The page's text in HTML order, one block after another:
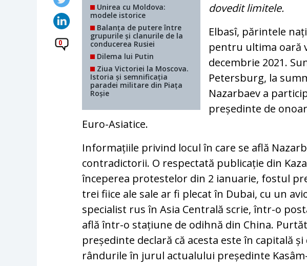
0
Unirea cu Moldova:
modele istorice
Balanța de putere între
grupurile și clanurile de la
conducerea Rusiei
Dilema lui Putin
Ziua Victoriei la Moscova.
Istoria și semnificația
paradei militare din Piața
Roșie
dovedit limitele.
Elbasî, părintele
pentru ultima oară
decembrie 2021.
Petersburg, la
Nazarbaev a
președinte de
Euro-Asiatice.
Informațiile privind locul în care se află
contradictorii. O respectată publicație din
începerea protestelor din 2 ianuarie, fostul
trei fiice ale sale ar fi plecat în Dubai, cu un
specialist rus în Asia Centrală scrie, într-o
află într-o stațiune de odihnă din China.
președinte declară că acesta este în capitală
rândurile în jurul actualului președinte